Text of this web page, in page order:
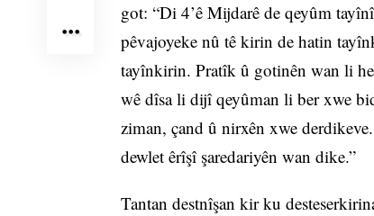
got: “Di 4’ê Mijdarê de qeyûm
pêvajoyeke nû tê kirin de hatin
tayînkirin. Pratîk û gotinên wan li
wê dîsa li dijî qeyûman li ber xwe
ziman, çand û nirxên xwe
dewlet êrîşî şaredariyên wan dike.”
Tantan destnîşan kir ku